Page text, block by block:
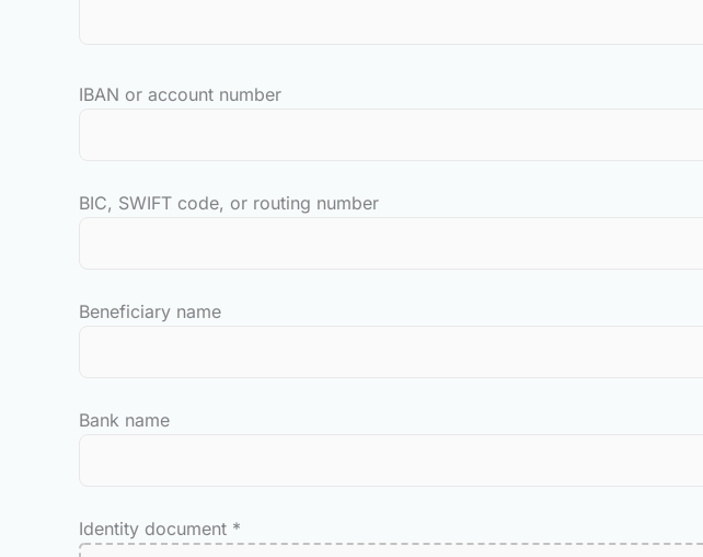
IBAN or account number
BIC, SWIFT code, or routing number
Beneficiary name
Bank name
Identity document *